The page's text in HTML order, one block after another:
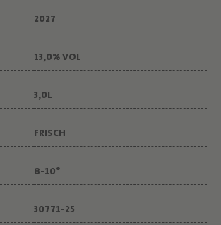
2027
13,0% VOL
3,0L
FRISCH
8-10°
30771-25